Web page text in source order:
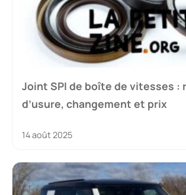
Joint SPI de boîte de vitesses :
d’usure, changement et prix
14 août 2025